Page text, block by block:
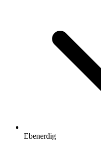
Ebenerdig